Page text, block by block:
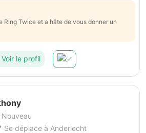
Ring Twice et a hâte de vous donner un
Voir le profil
Nouveau
Se déplace à Anderlecht